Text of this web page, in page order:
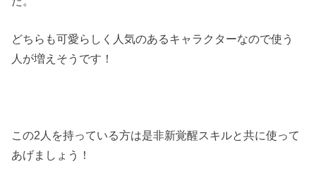
どちらも可愛らしく人気のあるキャラクターなので使う
人が増えそうです！
この2人を持っている方は是非新覚醒スキルと共に使って
あげましょう！